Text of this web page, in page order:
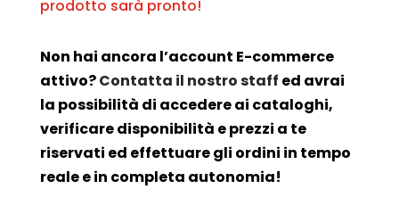
prodotto sarà pronto!
Non hai ancora l’account E-commerce
attivo?Contatta il nostro staff ed avrai
la possibilità di accedere ai cataloghi,
verificare disponibilità e prezzi a te
riservati ed effettuare gli ordini in tempo
reale e in completa autonomia!